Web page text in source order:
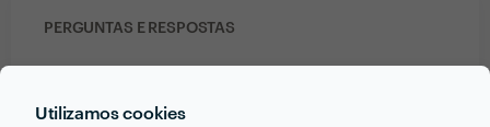
Utilizamos cookies
PERGUNTAS E RESPOSTAS
acerca do projecto que quer realizar antes de falar